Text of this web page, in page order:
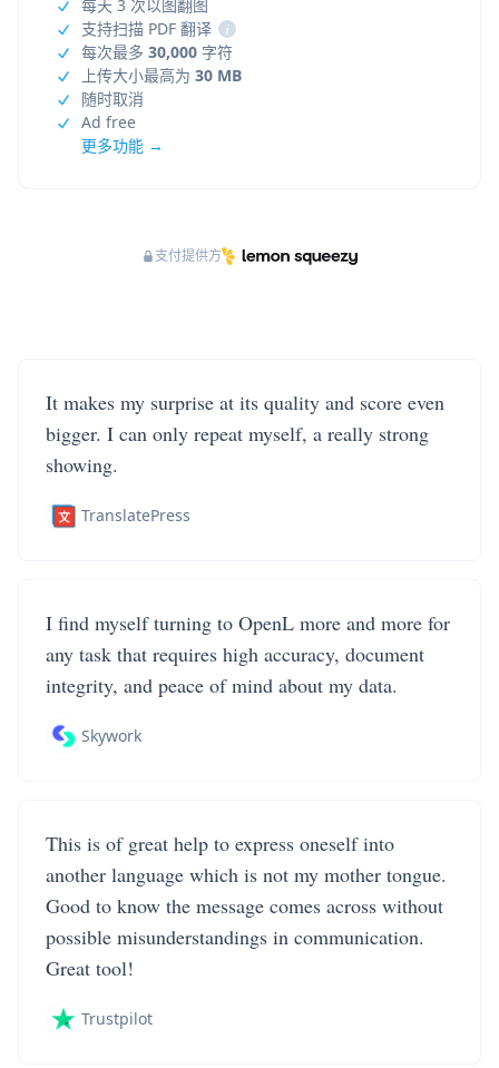
每天 3 次以图翻图
支持扫描 PDF 翻译
i
每次最多 30,000 字符
上传大小最高为 30 MB
随时取消
Ad free
更多功能 →
支付提供方
It makes my surprise at its quality and score even
bigger. I can only repeat myself, a really strong
showing.
TranslatePress
I find myself turning to OpenL more and more for
any task that requires high accuracy, document
integrity, and peace of mind about my data.
Skywork
This is of great help to express oneself into
another language which is not my mother tongue.
Good to know the message comes across without
possible misunderstandings in communication.
Great tool!
Trustpilot